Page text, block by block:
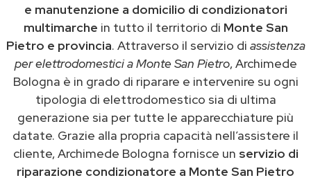
e manutenzione a domicilio di condizionatori
multimarche in tutto il territorio di Monte San
Pietro e provincia. Attraverso il servizio di assistenza
per elettrodomestici a Monte San Pietro, Archimede
Bologna è in grado di riparare e intervenire su ogni
tipologia di elettrodomestico sia di ultima
generazione sia per tutte le apparecchiature più
datate. Grazie alla propria capacità nell’assistere il
cliente, Archimede Bologna fornisce un servizio di
riparazione condizionatore a Monte San Pietro